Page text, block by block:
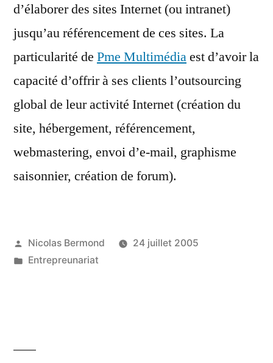
d’élaborer des sites Internet (ou intranet)
jusqu’au référencement de ces sites. La
particularité de Pme Multimédiaest d’avoir la
capacité d’offrir à ses clients l’outsourcing
global de leur activité Internet (création du
site, hébergement, référencement,
webmastering, envoi d’e-mail, graphisme
saisonnier, création de forum).
Publié
par
Nicolas Bermond
24 juillet 2005
Publié
Entrepreunariat